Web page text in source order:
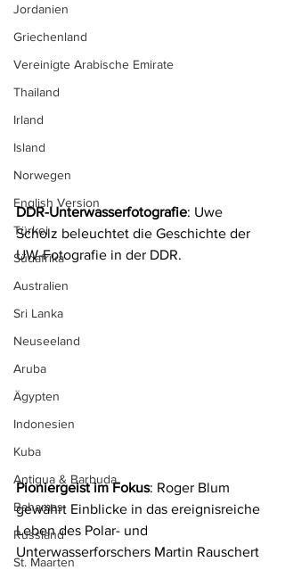
Jordanien
Griechenland
Vereinigte Arabische Emirate
Thailand
Irland
Island
Norwegen
English Version
Türkei
Südafrika
Australien
Sri Lanka
Neuseeland
Aruba
Ägypten
Indonesien
Kuba
Antigua & Barbuda
Bahamas
Russland
St. Maarten
DDR-Unterwasserfotografie: Uwe
Scholz beleuchtet die Geschichte der
UW-Fotografie in der DDR.
Pioniergeist im Fokus: Roger Blum
gewährt Einblicke in das ereignisreiche
Leben des Polar- und
Unterwasserforschers Martin Rauschert